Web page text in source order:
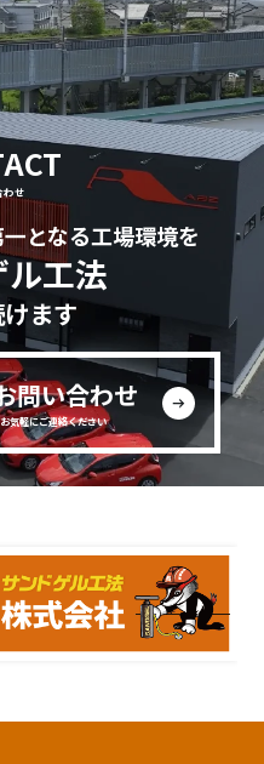
わせ
となる工場環境を
工法
ます
問い合わせ
気軽にご連絡ください